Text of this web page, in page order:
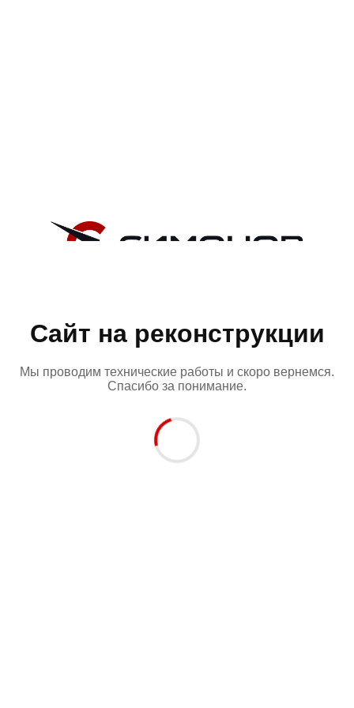
Сайт на реконструкции
Мы проводим технические работы и скоро вернемся.
Спасибо за понимание.